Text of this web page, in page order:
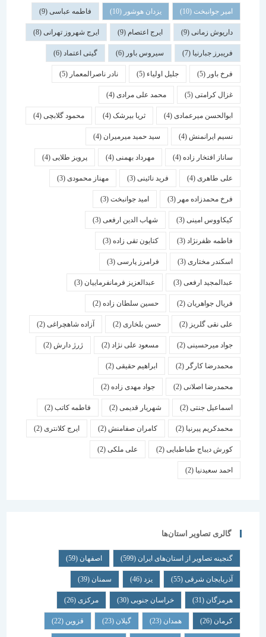
امیر جوانبخت(10) یزدان هوشور(10) فاطمه عباسی(9)
داریوش زمانی(9) ایرج اعتصام(9) ایرج شهروز تهرانی(8)
فریبرز جبارنیا(7) سیروس باور(6) گیتی اعتماد(6)
فرخ باور(5) جلیل اولیاء(5) نادر ناصرالمعمار (5)
غزال کرامتی(5) محمد علی مرادی(4)
ابوالحسن میرعمادی(4) ثریا بیرشک(4) محمود گلابچی(4)
نسیم ایرانمنش(4) سید حمید میرمیران(4)
ساناز افتخار زاده(4) مهرداد بهمنی (4) پرویز طلایی(4)
علی طاهری(4) فرید نائینی(3) مهناز محمودی(3)
فرخ محمدزاده مهر(3) امید جوانبخت(3)
کیکاووس امینی(3) شهاب الدین ارفعی(3)
فاطمه ظفرنژاد(3) کتایون تقی زاده(3)
اسكندر مختاری (3) فرامرز پارسی(3)
عبدالمجید ارفعی(3) عبدالعزیز فرمانفرماییان(3)
فریال جواهریان(2) حسین سلطان زاده(2)
علی نقی گلریز(2) حسن بلخاری(2) آزاده شاهچراغی(2)
جواد میرحسینی(2) مسعود علی نژاد(2) ژرژ دارش (2)
محمدرضا کارگر(2) ابراهیم حقیقی(2)
محمدرضا اصلانی(2) جواد مهدی زاده(2)
اسماعیل جنتی(2) شهریار قدیمی(2) فاطمه کاتب(2)
محمدکریم پیرنیا (2) کامران صفامنش(2) ایرج کلانتری (2)
کورش دیباج طباطبایی(2) علی ملکی(2)
احمد سعیدنیا (2)
گالری تصاویر استان‌ها
گنجینه تصاویر از استان‌های ایران(599) اصفهان (59)
آذربایجان شرقی(55) یزد سمنان (39)
هرمزگان(31) خراسان جنوبی(30) مرکزی (26)
همدان گیلان قزوین